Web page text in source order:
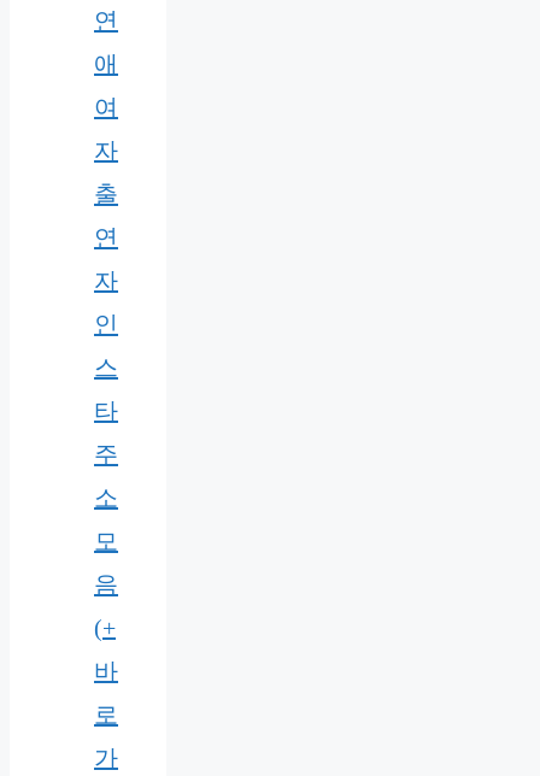
연
애
여
자
출
연
자
인
스
타
주
소
모
음
(+
바
로
가